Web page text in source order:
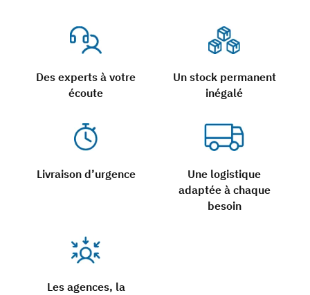
Des experts à votre
écoute
Un stock permanent
inégalé
Livraison d’urgence
Une logistique
adaptée à chaque
besoin
Les agences, la